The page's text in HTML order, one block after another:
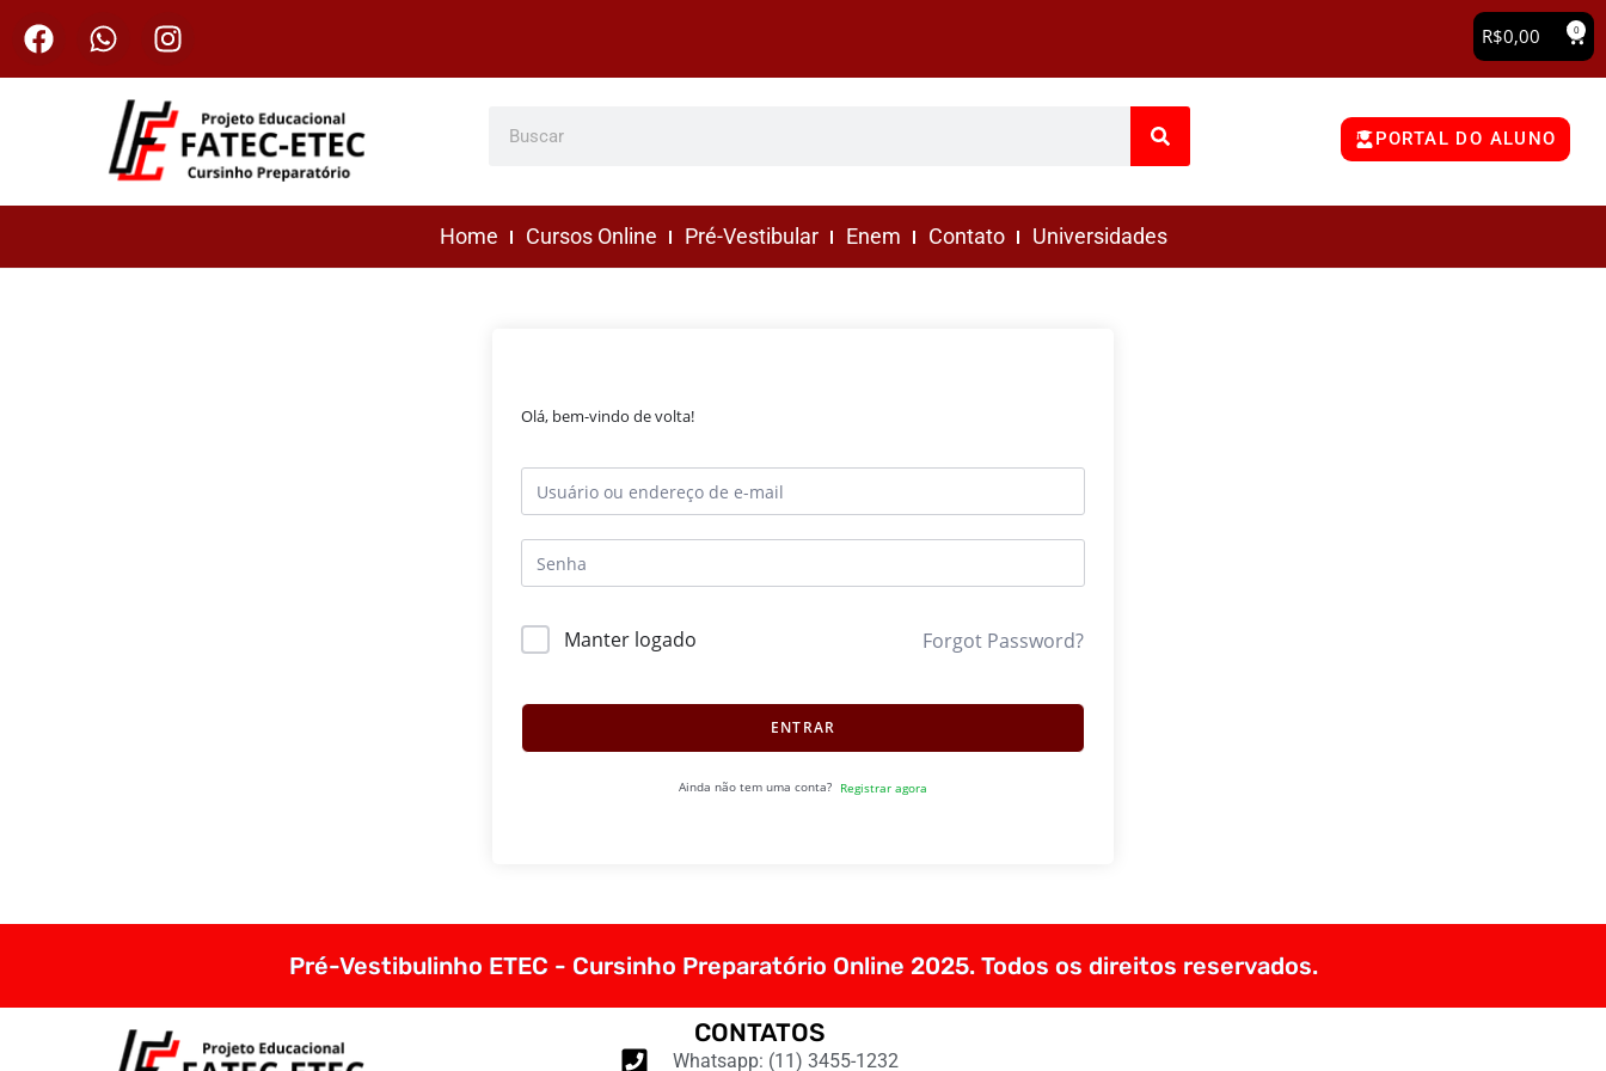
R$0,00 0
PORTAL DO ALUNO
Home Cursos Online Pré-Vestibular Enem Contato Universidades
Olá, bem-vindo de volta!
Manter logado Forgot Password?
ENTRAR
Ainda não tem uma conta? Registrar agora
Pré-Vestibulinho ETEC - Cursinho Preparatório Online 2025. Todos os direitos reservados.
CONTATOS
Whatsapp: (11) 3455-1232